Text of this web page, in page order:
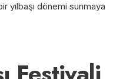
yılbaşı dönemi sunmaya